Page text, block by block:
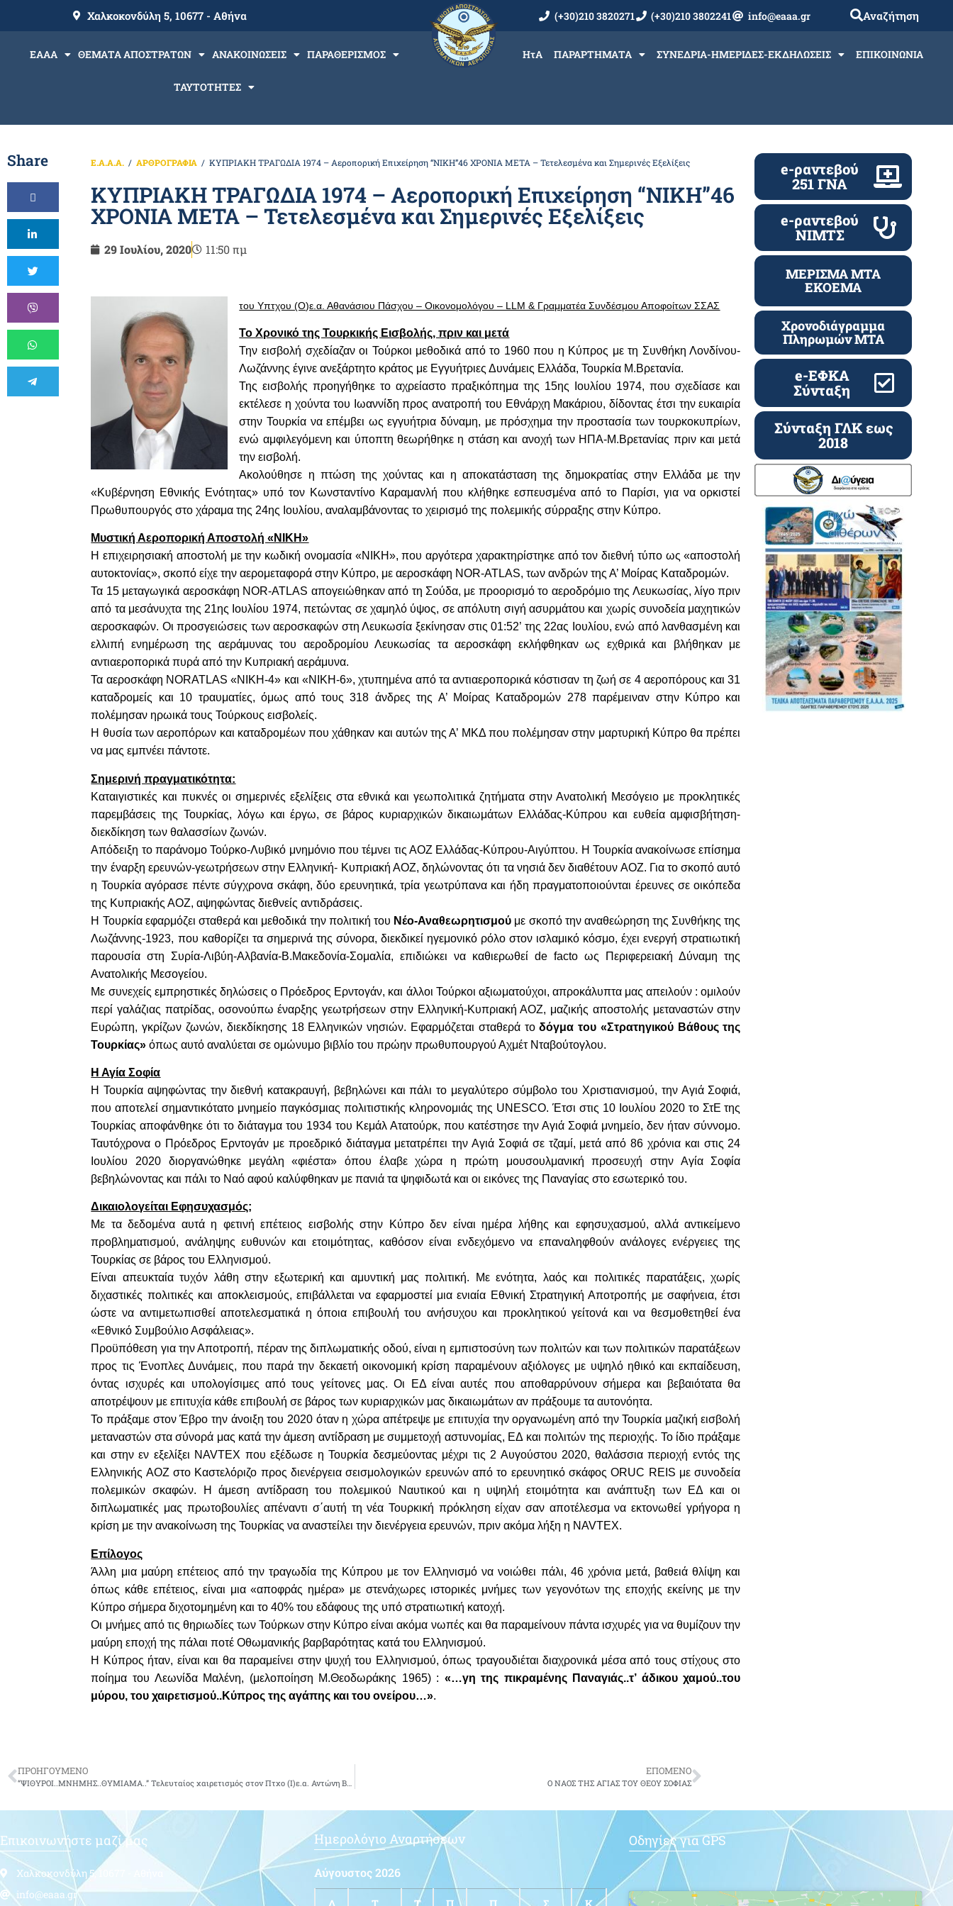
Χαλκοκονδύλη 5, 10677 - Αθήνα (+30)210 3820271 (+30)210 3802241 info@eaaa.gr Αναζήτηση
ΕΑΑΑ ΘΕΜΑΤΑ ΑΠΟΣΤΡΑΤΩΝ ΑΝΑΚΟΙΝΩΣΕΙΣ ΠΑΡΑΘΕΡΙΣΜΟΣ
ΤΑΥΤΟΤΗΤΕΣ
ΗτΑ ΠΑΡΑΡΤΗΜΑΤΑ ΣΥΝΕΔΡΙΑ-ΗΜΕΡΙΔΕΣ-ΕΚΔΗΛΩΣΕΙΣ ΕΠΙΚΟΙΝΩΝΙΑ
Share Ε.Α.Α.Α. ΑΡΘΡΟΓΡΑΦΙΑ ΚΥΠΡΙΑΚΗ ΤΡΑΓΩΔΙΑ 1974 – Αεροπορική Επιχείρηση “ΝΙΚΗ”46 ΧΡΟΝΙΑ ΜΕΤΑ – Τετελεσμένα και Σημερινές Εξελίξεις
ΚΥΠΡΙΑΚΗ ΤΡΑΓΩΔΙΑ 1974 – Αεροπορική Επιχείρηση “ΝΙΚΗ”46
ΧΡΟΝΙΑ ΜΕΤΑ – Τετελεσμένα και Σημερινές Εξελίξεις
29 Ιουλίου, 2020 11:50 πμ
του Υπτχου (Ο)ε.α. Αθανάσιου Πάσχου – Οικονομολόγου – LLM & Γραμματέα Συνδέσμου Αποφοίτων ΣΣΑΣ
Το Χρονικό της Τουρκικής Εισβολής, πριν και μετά
Την εισβολή σχεδίαζαν οι Τούρκοι μεθοδικά από το 1960 που η Κύπρος με τη Συνθήκη Λονδίνου-
Λωζάννης έγινε ανεξάρτητο κράτος με Εγγυήτριες Δυνάμεις Ελλάδα, Τουρκία Μ.Βρετανία.
Της εισβολής προηγήθηκε το αχρείαστο πραξικόπημα της 15ης Ιουλίου 1974, που σχεδίασε και
εκτέλεσε η χούντα του Ιωαννίδη προς ανατροπή του Εθνάρχη Μακάριου, δίδοντας έτσι την ευκαιρία
στην Τουρκία να επέμβει ως εγγυήτρια δύναμη, με πρόσχημα την προστασία των τουρκοκυπρίων,
ενώ αμφιλεγόμενη και ύποπτη θεωρήθηκε η στάση και ανοχή των ΗΠΑ-Μ.Βρετανίας πριν και μετά
την εισβολή.
Ακολούθησε η πτώση της χούντας και η αποκατάσταση της δημοκρατίας στην Ελλάδα με την
«Κυβέρνηση Εθνικής Ενότητας» υπό τον Κωνσταντίνο Καραμανλή που κλήθηκε εσπευσμένα από το Παρίσι, για να ορκιστεί
Πρωθυπουργός στο χάραμα της 24ης Ιουλίου, αναλαμβάνοντας το χειρισμό της πολεμικής σύρραξης στην Κύπρο.
Μυστική Αεροπορική Αποστολή «ΝΙΚΗ»
Η επιχειρησιακή αποστολή με την κωδική ονομασία «ΝΙΚΗ», που αργότερα χαρακτηρίστηκε από τον διεθνή τύπο ως «αποστολή
αυτοκτονίας», σκοπό είχε την αερομεταφορά στην Κύπρο, με αεροσκάφη NOR-ATLAS, των ανδρών της Α’ Μοίρας Καταδρομών.
Τα 15 μεταγωγικά αεροσκάφη NOR-ATLAS απογειώθηκαν από τη Σούδα, με προορισμό το αεροδρόμιο της Λευκωσίας, λίγο πριν
από τα μεσάνυχτα της 21ης Ιουλίου 1974, πετώντας σε χαμηλό ύψος, σε απόλυτη σιγή ασυρμάτου και χωρίς συνοδεία μαχητικών
αεροσκαφών. Οι προσγειώσεις των αεροσκαφών στη Λευκωσία ξεκίνησαν στις 01:52’ της 22ας Ιουλίου, ενώ από λανθασμένη και
ελλιπή ενημέρωση της αεράμυνας του αεροδρομίου Λευκωσίας τα αεροσκάφη εκλήφθηκαν ως εχθρικά και βλήθηκαν με
αντιαεροπορικά πυρά από την Κυπριακή αεράμυνα.
Τα αεροσκάφη NORATLAS «ΝΙΚΗ-4» και «ΝΙΚΗ-6», χτυπημένα από τα αντιαεροπορικά κόστισαν τη ζωή σε 4 αεροπόρους και 31
καταδρομείς και 10 τραυματίες, όμως από τους 318 άνδρες της Α’ Μοίρας Καταδρομών 278 παρέμειναν στην Κύπρο και
πολέμησαν ηρωικά τους Τούρκους εισβολείς.
Η θυσία των αεροπόρων και καταδρομέων που χάθηκαν και αυτών της Α’ ΜΚΔ που πολέμησαν στην μαρτυρική Κύπρο θα πρέπει
να μας εμπνέει πάντοτε.
Σημερινή πραγματικότητα:
Καταιγιστικές και πυκνές οι σημερινές εξελίξεις στα εθνικά και γεωπολιτικά ζητήματα στην Ανατολική Μεσόγειο με προκλητικές
παρεμβάσεις της Τουρκίας, λόγω και έργω, σε βάρος κυριαρχικών δικαιωμάτων Ελλάδας-Κύπρου και ευθεία αμφισβήτηση-
διεκδίκηση των θαλασσίων ζωνών.
Απόδειξη το παράνομο Τούρκο-Λυβικό μνημόνιο που τέμνει τις ΑΟΖ Ελλάδας-Κύπρου-Αιγύπτου. Η Τουρκία ανακοίνωσε επίσημα
την έναρξη ερευνών-γεωτρήσεων στην Ελληνική- Κυπριακή ΑΟΖ, δηλώνοντας ότι τα νησιά δεν διαθέτουν ΑΟΖ. Για το σκοπό αυτό
η Τουρκία αγόρασε πέντε σύγχρονα σκάφη, δύο ερευνητικά, τρία γεωτρύπανα και ήδη πραγματοποιούνται έρευνες σε οικόπεδα
της Κυπριακής ΑΟΖ, αψηφώντας διεθνείς αντιδράσεις.
Η Τουρκία εφαρμόζει σταθερά και μεθοδικά την πολιτική του Νέο-Αναθεωρητισμού με σκοπό την αναθεώρηση της Συνθήκης της
Λωζάννης-1923, που καθορίζει τα σημερινά της σύνορα, διεκδικεί ηγεμονικό ρόλο στον ισλαμικό κόσμο, έχει ενεργή στρατιωτική
παρουσία στη Συρία-Λιβύη-Αλβανία-Β.Μακεδονία-Σομαλία, επιδιώκει να καθιερωθεί de facto ως Περιφερειακή Δύναμη της
Ανατολικής Μεσογείου.
Με συνεχείς εμπρηστικές δηλώσεις ο Πρόεδρος Ερντογάν, και άλλοι Τούρκοι αξιωματούχοι, απροκάλυπτα μας απειλούν : ομιλούν
περί γαλάζιας πατρίδας, οσονούπω έναρξης γεωτρήσεων στην Ελληνική-Κυπριακή ΑΟΖ, μαζικής αποστολής μεταναστών στην
Ευρώπη, γκρίζων ζωνών, διεκδίκησης 18 Ελληνικών νησιών. Εφαρμόζεται σταθερά τοδόγμα του «Στρατηγικού Βάθους της
Τουρκίας» όπως αυτό αναλύεται σε ομώνυμο βιβλίο του πρώην πρωθυπουργού Αχμέτ Νταβούτογλου.
Η Αγία Σοφία
Η Τουρκία αψηφώντας την διεθνή κατακραυγή, βεβηλώνει και πάλι το μεγαλύτερο σύμβολο του Χριστιανισμού, την Αγιά Σοφιά,
που αποτελεί σημαντικότατο μνημείο παγκόσμιας πολιτιστικής κληρονομιάς της UNESCO. Έτσι στις 10 Ιουλίου 2020 το ΣτΕ της
Τουρκίας αποφάνθηκε ότι το διάταγμα του 1934 του Κεμάλ Ατατούρκ, που κατέστησε την Αγιά Σοφιά μνημείο, δεν ήταν σύννομο.
Ταυτόχρονα ο Πρόεδρος Ερντογάν με προεδρικό διάταγμα μετατρέπει την Αγιά Σοφιά σε τζαμί, μετά από 86 χρόνια και στις 24
Ιουλίου 2020 διοργανώθηκε μεγάλη «φιέστα» όπου έλαβε χώρα η πρώτη μουσουλμανική προσευχή στην Αγία Σοφία
βεβηλώνοντας και πάλι το Ναό αφού καλύφθηκαν με πανιά τα ψηφιδωτά και οι εικόνες της Παναγίας στο εσωτερικό του.
Δικαιολογείται Εφησυχασμός;
Με τα δεδομένα αυτά η φετινή επέτειος εισβολής στην Κύπρο δεν είναι ημέρα λήθης και εφησυχασμού, αλλά αντικείμενο
προβληματισμού, ανάληψης ευθυνών και ετοιμότητας, καθόσον είναι ενδεχόμενο να επαναληφθούν ανάλογες ενέργειες της
Τουρκίας σε βάρος του Ελληνισμού.
Είναι απευκταία τυχόν λάθη στην εξωτερική και αμυντική μας πολιτική. Με ενότητα, λαός και πολιτικές παρατάξεις, χωρίς
διχαστικές πολιτικές και αποκλεισμούς, επιβάλλεται να εφαρμοστεί μια ενιαία Εθνική Στρατηγική Αποτροπής με σαφήνεια, έτσι
ώστε να αντιμετωπισθεί αποτελεσματικά η όποια επιβουλή του ανήσυχου και προκλητικού γείτονά και να θεσμοθετηθεί ένα
«Εθνικό Συμβούλιο Ασφάλειας».
Προϋπόθεση για την Αποτροπή, πέραν της διπλωματικής οδού, είναι η εμπιστοσύνη των πολιτών και των πολιτικών παρατάξεων
προς τις Ένοπλες Δυνάμεις, που παρά την δεκαετή οικονομική κρίση παραμένουν αξιόλογες με υψηλό ηθικό και εκπαίδευση,
όντας ισχυρές και υπολογίσιμες από τους γείτονες μας. Οι ΕΔ είναι αυτές που αποθαρρύνουν σήμερα και βεβαιότατα θα
αποτρέψουν με επιτυχία κάθε επιβουλή σε βάρος των κυριαρχικών μας δικαιωμάτων αν πράξουμε τα αυτονόητα.
Το πράξαμε στον Έβρο την άνοιξη του 2020 όταν η χώρα απέτρεψε με επιτυχία την οργανωμένη από την Τουρκία μαζική εισβολή
μεταναστών στα σύνορά μας κατά την άμεση αντίδραση με συμμετοχή αστυνομίας, ΕΔ και πολιτών της περιοχής. Το ίδιο πράξαμε
και στην εν εξελίξει NAVTEX που εξέδωσε η Τουρκία δεσμεύοντας μέχρι τις 2 Αυγούστου 2020, θαλάσσια περιοχή εντός της
Ελληνικής ΑΟΖ στο Καστελόριζο προς διενέργεια σεισμολογικών ερευνών από το ερευνητικό σκάφος ORUC REIS με συνοδεία
πολεμικών σκαφών. Η άμεση αντίδραση του πολεμικού Ναυτικού και η υψηλή ετοιμότητα και ανάπτυξη των ΕΔ και οι
διπλωματικές μας πρωτοβουλίες απέναντι σ΄αυτή τη νέα Τουρκική πρόκληση είχαν σαν αποτέλεσμα να εκτονωθεί γρήγορα η
κρίση με την ανακοίνωση της Τουρκίας να αναστείλει την διενέργεια ερευνών, πριν ακόμα λήξη η NAVTEX.
Επίλογος
Άλλη μια μαύρη επέτειος από την τραγωδία της Κύπρου με τον Ελληνισμό να νοιώθει πάλι, 46 χρόνια μετά, βαθειά θλίψη και
όπως κάθε επέτειος, είναι μια «αποφράς ημέρα» με στενάχωρες ιστορικές μνήμες των γεγονότων της εποχής εκείνης με την
Κύπρο σήμερα διχοτομημένη και το 40% του εδάφους της υπό στρατιωτική κατοχή.
Οι μνήμες από τις θηριωδίες των Τούρκων στην Κύπρο είναι ακόμα νωπές και θα παραμείνουν πάντα ισχυρές για να θυμίζουν την
μαύρη εποχή της πάλαι ποτέ Οθωμανικής βαρβαρότητας κατά του Ελληνισμού.
Η Κύπρος ήταν, είναι και θα παραμείνει στην ψυχή του Ελληνισμού, όπως τραγουδιέται διαχρονικά μέσα από τους στίχους στο
ποίημα του Λεωνίδα Μαλένη, (μελοποίηση Μ.Θεοδωράκης 1965) : «…γη της πικραμένης Παναγιάς..τ’ άδικου χαμού..του
μύρου, του χαιρετισμού..Κύπρος της αγάπης και του ονείρου…».
e-ραντεβού
251 ΓΝΑ
e-ραντεβού
ΝΙΜΤΣ
ΜΕΡΙΣΜΑ ΜΤΑ
ΕΚΟΕΜΑ
Χρονοδιάγραμμα
Πληρωμών ΜΤΑ
e-ΕΦΚΑ
Σύνταξη
Σύνταξη ΓΛΚ εως
2018
ΠΡΟΗΓΟΥΜΕΝΟ
“ΨΙΘΥΡΟΙ..ΜΝΗΜΗΣ..ΘΥΜΙΑΜΑ..” Τελευταίος χαιρετισμός στον Πτχο (Ι)ε.α. Αντώνη Βόλφη
ΕΠΟΜΕΝΟ
Ο ΝΑΟΣ ΤΗΣ ΑΓΙΑΣ ΤΟΥ ΘΕΟΥ ΣΟΦΙΑΣ
Επικοινωνήστε μαζί μας
Χαλκοκονδύλη 5, 10677 - Αθήνα
info@eaaa.gr
Ημερολόγιο Αναρτήσεων
Αύγουστος 2026
Οδηγίες για GPS